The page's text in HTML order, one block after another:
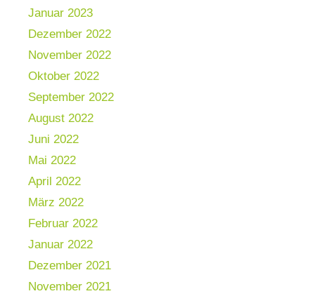
Januar 2023
Dezember 2022
November 2022
Oktober 2022
September 2022
August 2022
Juni 2022
Mai 2022
April 2022
März 2022
Februar 2022
Januar 2022
Dezember 2021
November 2021